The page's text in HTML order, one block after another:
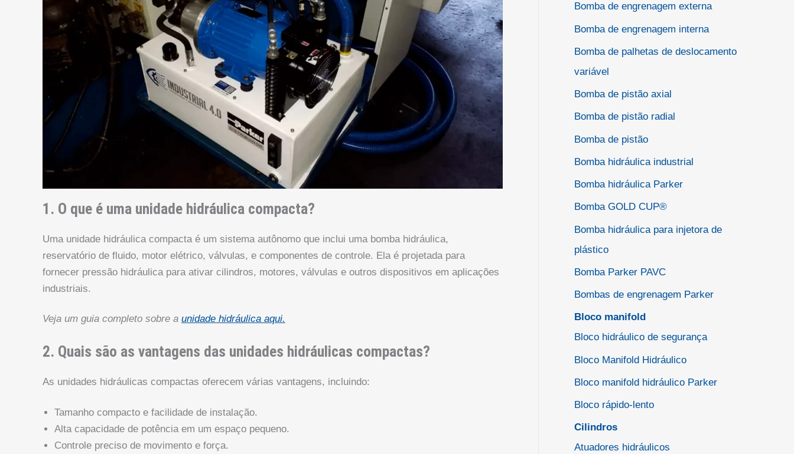
1. O que é uma unidade hidráulica compacta?
Uma unidade hidráulica compacta é um sistema autônomo que inclui uma bomba hidráulica,
reservatório de fluido, motor elétrico, válvulas, e componentes de controle. Ela é projetada para
fornecer pressão hidráulica para ativar cilindros, motores, válvulas e outros dispositivos em aplicações
industriais.
Veja um guia completo sobre a unidade hidráulica aqui.
2. Quais são as vantagens das unidades hidráulicas compactas?
As unidades hidráulicas compactas oferecem várias vantagens, incluindo:
Tamanho compacto e facilidade de instalação.
Alta capacidade de potência em um espaço pequeno.
Controle preciso de movimento e força.
Bomba de engrenagem externa
Bomba de engrenagem interna
Bomba de palhetas de deslocamento
variável
Bomba de pistão axial
Bomba de pistão radial
Bomba de pistão
Bomba hidráulica industrial
Bomba hidráulica Parker
Bomba GOLD CUP®
Bomba hidráulica para injetora de
plástico
Bomba Parker PAVC
Bombas de engrenagem Parker
Bloco manifold
Bloco hidráulico de segurança
Bloco Manifold Hidráulico
Bloco manifold hidráulico Parker
Bloco rápido-lento
Cilindros
Atuadores hidráulicos